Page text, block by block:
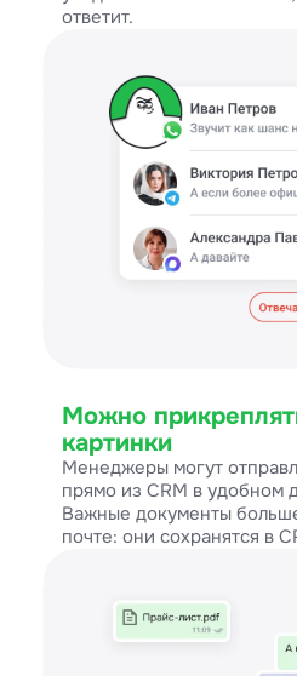
ответит.
Можно
картинки
Менеджеры могут
прямо из CRM в удобном
Важные документы
почте: они сохранятся в